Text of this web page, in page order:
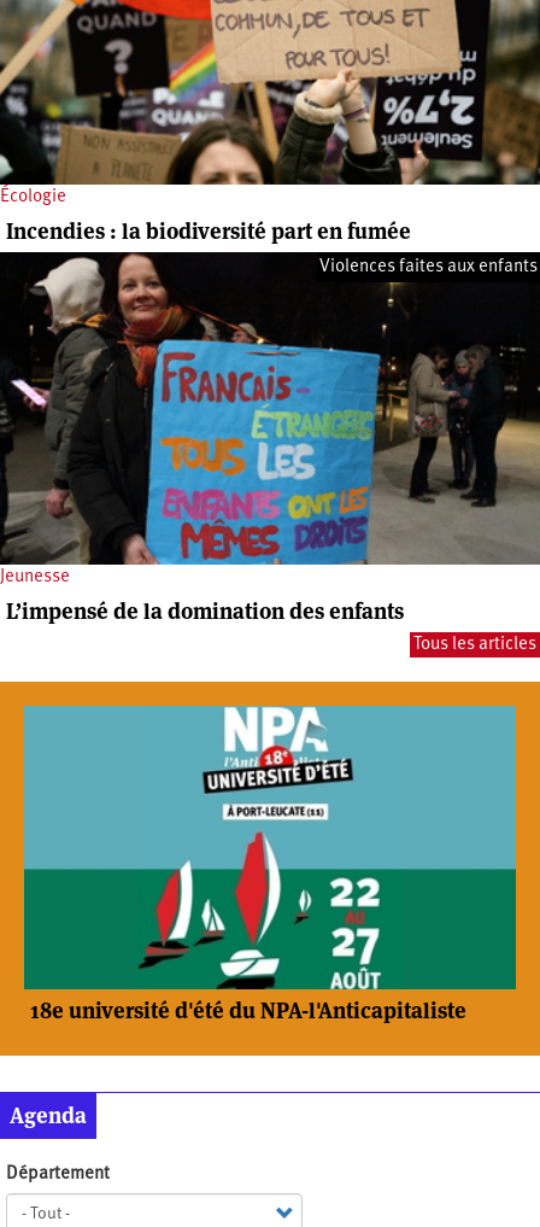
Écologie
Incendies : la biodiversité part en fumée
Jeunesse
Violences faites aux enfants
L’impensé de la domination des enfants
Tous les articles
18e université d'été du NPA-l'Anticapitaliste
Agenda
Département